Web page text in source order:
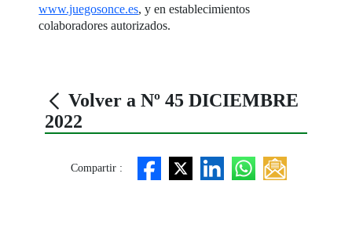
www.juegosonce.es, y en establecimientos
colaboradores autorizados.
Volver a Nº 45 DICIEMBRE
2022
Compartir :